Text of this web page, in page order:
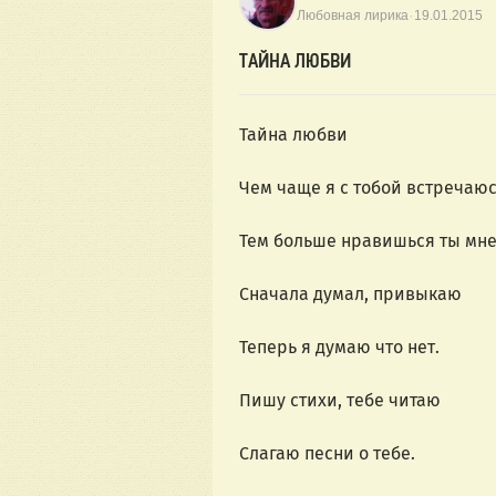
Любовная лирика· 19.01.2015
ТАЙНА ЛЮБВИ
Тайна любви
Чем чаще я с тобой
Тем больше нравишься ты
Сначала думал, привыкаю
Теперь я думаю что нет.
Пишу стихи, тебе читаю
Слагаю песни о тебе.